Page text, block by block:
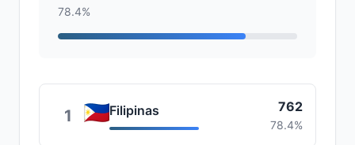
78.4%
1 Filipinas 762
78.4%